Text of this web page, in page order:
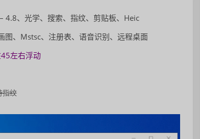
4.8、光学、搜索、指纹、剪贴板、Heic
图、Mstsc、注册表、语音识别、远程桌面
左右浮动
指纹